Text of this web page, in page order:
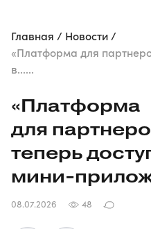
Главная
Новости
«Платформа для
в......
«Платформа
для
теперь
мини-
08.07.2026 48